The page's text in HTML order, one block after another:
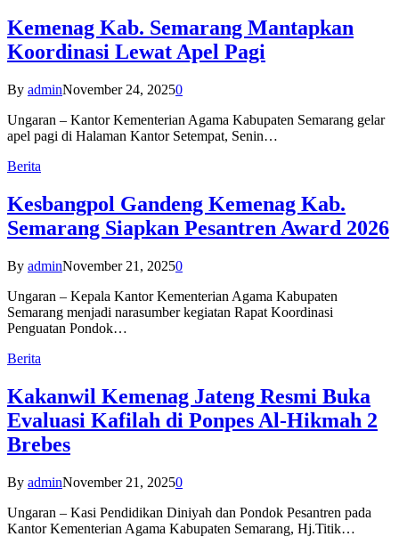
Kemenag Kab. Semarang Mantapkan
Koordinasi Lewat Apel Pagi
By adminNovember 24, 20250
Ungaran – Kantor Kementerian Agama Kabupaten Semarang gelar
apel pagi di Halaman Kantor Setempat, Senin…
Berita
Kesbangpol Gandeng Kemenag Kab.
Semarang Siapkan Pesantren Award 2026
By adminNovember 21, 20250
Ungaran – Kepala Kantor Kementerian Agama Kabupaten
Semarang menjadi narasumber kegiatan Rapat Koordinasi
Penguatan Pondok…
Berita
Kakanwil Kemenag Jateng Resmi Buka
Evaluasi Kafilah di Ponpes Al-Hikmah 2
Brebes
By adminNovember 21, 20250
Ungaran – Kasi Pendidikan Diniyah dan Pondok Pesantren pada
Kantor Kementerian Agama Kabupaten Semarang, Hj.Titik…